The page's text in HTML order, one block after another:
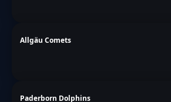
Allgäu Comets
Paderborn Dolphins